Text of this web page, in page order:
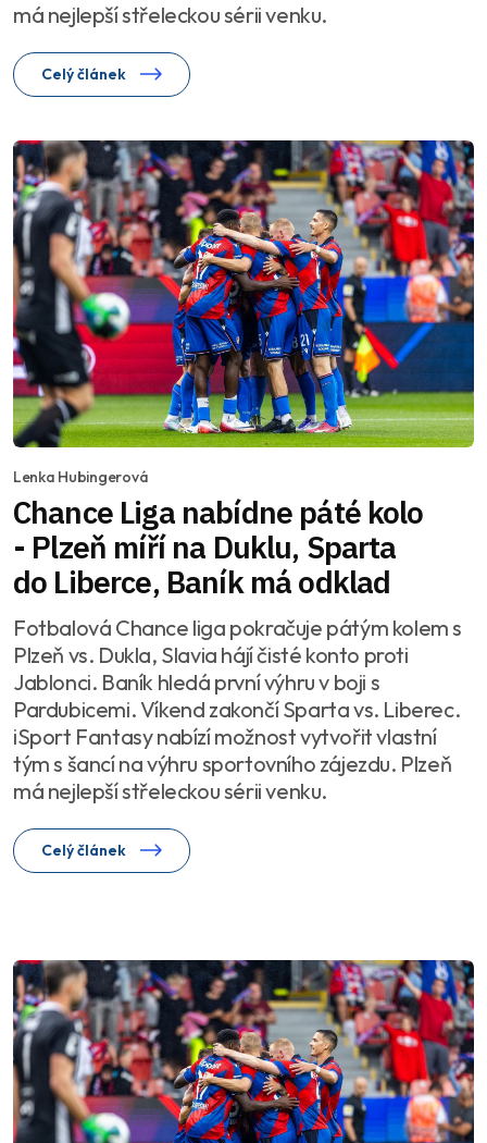
má nejlepší střeleckou sérii venku.
Celý článek
Lenka Hubingerová
Chance Liga nabídne páté kolo
- Plzeň míří na Duklu, Sparta
do Liberce, Baník má odklad
Fotbalová Chance liga pokračuje pátým kolem s
Plzeň vs. Dukla, Slavia hájí čisté konto proti
Jablonci. Baník hledá první výhru v boji s
Pardubicemi. Víkend zakončí Sparta vs. Liberec.
iSport Fantasy nabízí možnost vytvořit vlastní
tým s šancí na výhru sportovního zájezdu. Plzeň
má nejlepší střeleckou sérii venku.
Celý článek